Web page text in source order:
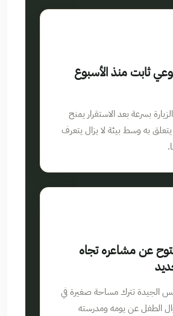
ثابت منذ الأسبوع
بسرعة بعد الاستقرار يمنح
يتعلق به وسط بيئة لا يزال يتعرف
عن مشاعره تجاه
الجيدة تترك مساحة صغيرة في
الطفل عن يومه ومدرسته